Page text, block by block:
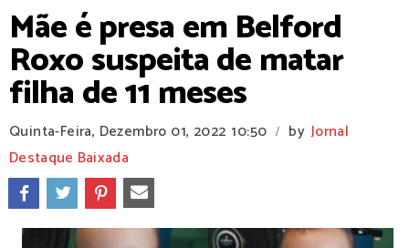
Mãe é presa em Belford
Roxo suspeita de matar
filha de 11 meses
Quinta-Feira, Dezembro 01, 2022 10:50 / by Jornal
Destaque Baixada